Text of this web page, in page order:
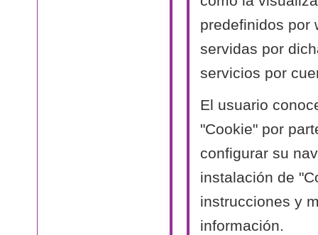
predefinidos por
servidas por
servicios por
El usuario
"Cookie" por
configurar su
instalación de
instrucciones y
información.